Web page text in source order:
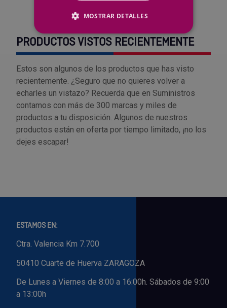
PRODUCTOS VISTOS RECIENTEMENTE
Estos son algunos de los productos que has visto
recientemente. ¿Seguro que no quieres volver a
echarles un vistazo? Recuerda que en Suministros
contamos con más de 300 marcas y miles de
productos a tu disposición. Algunos de nuestros
productos están en oferta por tiempo limitado, ¡no los
dejes escapar!
ESTAMOS EN:
Ctra. Valencia Km 7.700
50410 Cuarte de Huerva ZARAGOZA
De Lunes a Viernes de 8:00 a 16:00h. Sábados de 9:00
a 13:00h
MOSTRAR DETALLES